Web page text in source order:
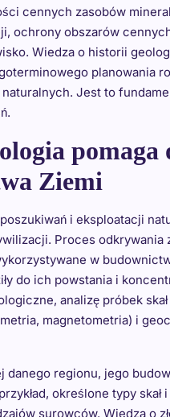
cennych zasobów
ochrony obszarów
Wiedza o historii
planowania
naturalnych. Jest to
Ziemi
i eksploatacji
Proces
w
do ich powstania i
analizę próbek
magnetometria) i
danego regionu, jego
określone typy
surowców. Wiedza o